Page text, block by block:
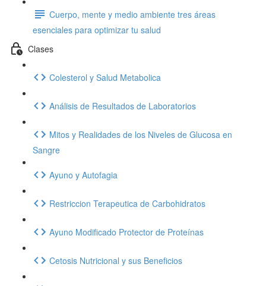
Cuerpo, mente y medio ambiente tres áreas
esenciales para optimizar tu salud
Clases
Colesterol y Salud Metabolica
Análisis de Resultados de Laboratorios
Mitos y Realidades de los Niveles de Glucosa en
Sangre
Ayuno y Autofagia
Restriccion Terapeutica de Carbohidratos
Ayuno Modificado Protector de Proteínas
Cetosis Nutricional y sus Beneficios